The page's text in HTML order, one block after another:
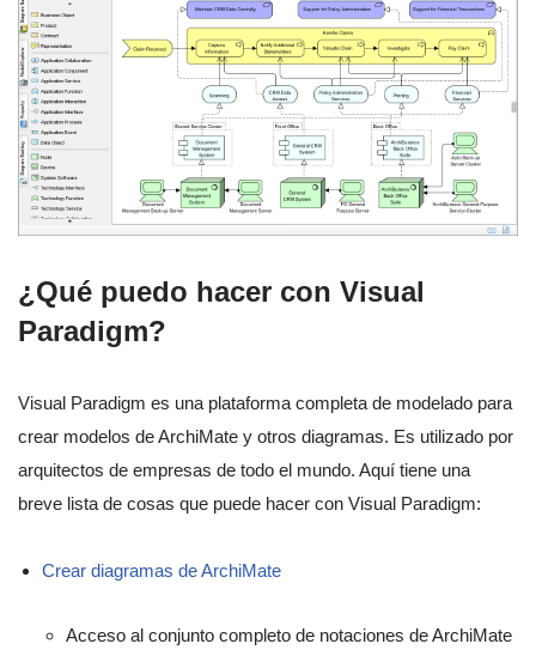
¿Qué puedo hacer con Visual
Paradigm?
Visual Paradigm es una plataforma completa de modelado para
crear modelos de ArchiMate y otros diagramas. Es utilizado por
arquitectos de empresas de todo el mundo. Aquí tiene una
breve lista de cosas que puede hacer con Visual Paradigm:
Crear diagramas de ArchiMate
Acceso al conjunto completo de notaciones de ArchiMate